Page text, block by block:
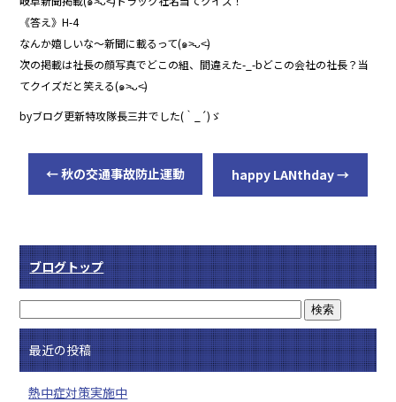
《答え》H-4
なんか嬉しいな〜新聞に載るって(๑˃̵ᴗ˂̵)
次の掲載は社長の顔写真でどこの組、間違えた-_-bどこの会社の社長？当
てクイズだと笑える(๑˃̵ᴗ˂̵)
byブログ更新特攻隊長三井でした(｀_´)ゞ
←秋の交通事故防止運動 happy LANthday→
ブログトップ
最近の投稿
熱中症対策実施中